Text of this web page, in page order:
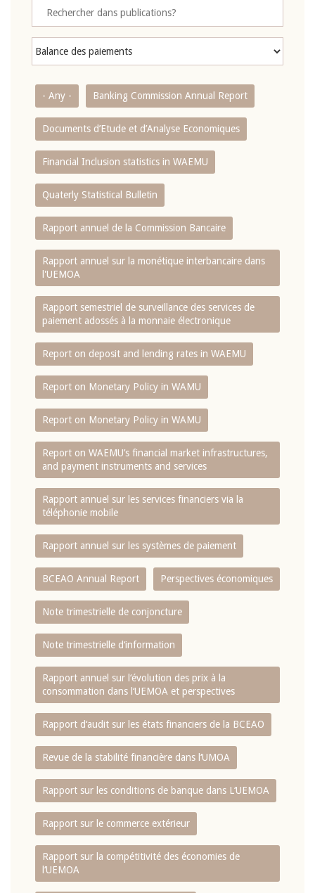
- Any - Banking Commission Annual Report
Documents d’Etude et d’Analyse Economiques
Financial Inclusion statistics in WAEMU
Quaterly Statistical Bulletin
Rapport annuel de la Commission Bancaire
Rapport annuel sur la monétique interbancaire dans
l'UEMOA
Rapport semestriel de surveillance des services de
paiement adossés à la monnaie électronique
Report on deposit and lending rates in WAEMU
Report on Monetary Policy in WAMU
Report on Monetary Policy in WAMU
Report on WAEMU’s financial market infrastructures,
and payment instruments and services
Rapport annuel sur les services financiers via la
téléphonie mobile
Rapport annuel sur les systèmes de paiement
BCEAO Annual Report Perspectives économiques
Note trimestrielle de conjoncture
Note trimestrielle d‘information
Rapport annuel sur l‘évolution des prix à la
consommation dans l‘UEMOA et perspectives
Rapport d‘audit sur les états financiers de la BCEAO
Revue de la stabilité financière dans l‘UMOA
Rapport sur les conditions de banque dans L‘UEMOA
Rapport sur le commerce extérieur
Rapport sur la compétitivité des économies de
l‘UEMOA